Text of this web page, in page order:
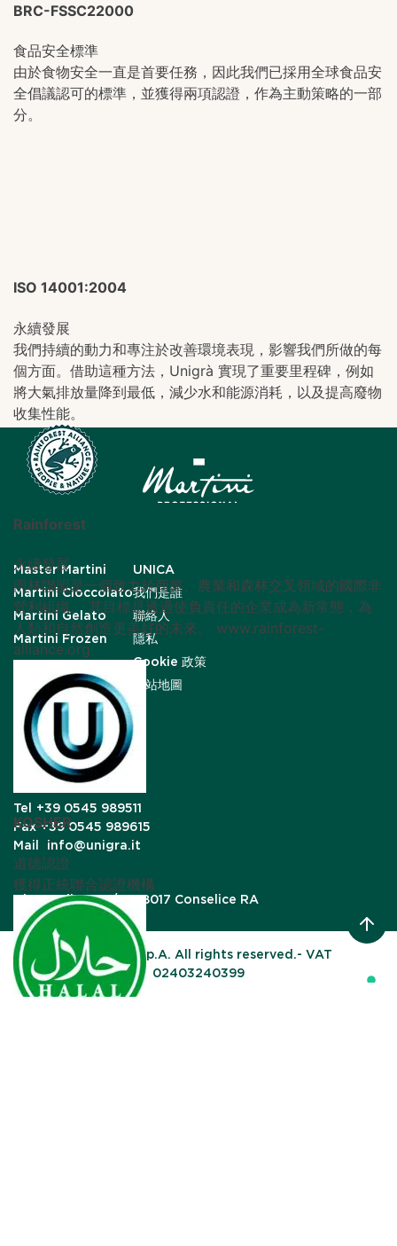
BRC-FSSC22000
食品安全標準
由於食物安全一直是首要任務，因此我們已採用全球食品安
全倡議認可的標準，並獲得兩項認證，作為主動策略的一部
分。
ISO 14001:2004
永續發展
我們持續的動力和專注於改善環境表現，影響我們所做的每
個方面。借助這種方法，Unigrà 實現了重要里程碑，例如
將大氣排放量降到最低，減少水和能源消耗，以及提高廢物
收集性能。
Rainforest
永續發展
雨林聯盟是一個致力於商業、農業和森林交叉領域的國際非
營利組織。 其目標是透過使負責任的企業成為新常態，為
人類和自然創造更美好的未來。 www.rainforest-
alliance.org
KOSHER
道德認證
獲得正統聯合認證機構
Master Martini
Martini Cioccolato
Martini Gelato
Martini Frozen
UNICA
我們是誰
聯絡人
隱私
Cookie 政策
網站地圖
Tel
+39 0545 989511
Fax +39 0545 989615
Mail
info@unigra.it
Via Gardizza, 9/B, 48017 Conselice RA
© UNIGRA S.p.A. All rights reserved.- VAT
02403240399